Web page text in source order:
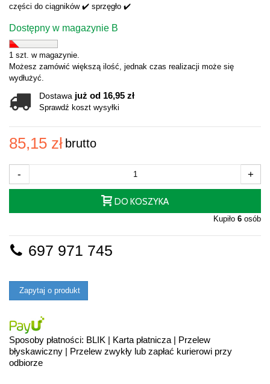
części do ciągników ✔️ sprzęgło ✔️
Dostępny w magazynie B
1 szt. w magazynie.
Możesz zamówić większą ilość, jednak czas realizacji może się
wydłużyć.
Dostawa już od 16,95 zł
Sprawdź koszt wysyłki
85,15 zł brutto
- +
DO KOSZYKA
Kupiło 6 osób
697 971 745
Zapytaj o produkt
Sposoby płatności: BLIK | Karta płatnicza | Przelew
błyskawiczny | Przelew zwykły lub zapłać kurierowi przy
odbiorze